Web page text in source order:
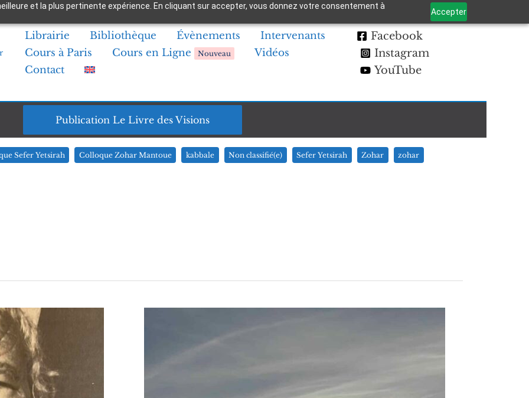
et la plus pertinente expérience. En cliquant sur accepter, vous donnez votre consentement à
Accepter
Librairie Bibliothèque Évènements
Intervenants
Cours à Paris
Cours en Ligne Nouveau
Vidéos
Contact
Facebook
Instagram
YouTube
Publication Le Livre des Visions
Sefer Yetsirah Colloque Zohar Mantoue kabbale Non classifié(e) Sefer Yetsirah Zohar zohar